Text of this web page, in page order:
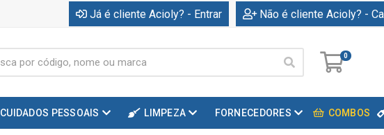
Já é cliente Acioly? - Entrar Não é cliente Acioly? -
0
CUIDADOS PESSOAIS LIMPEZA FORNECEDORES COMBOS